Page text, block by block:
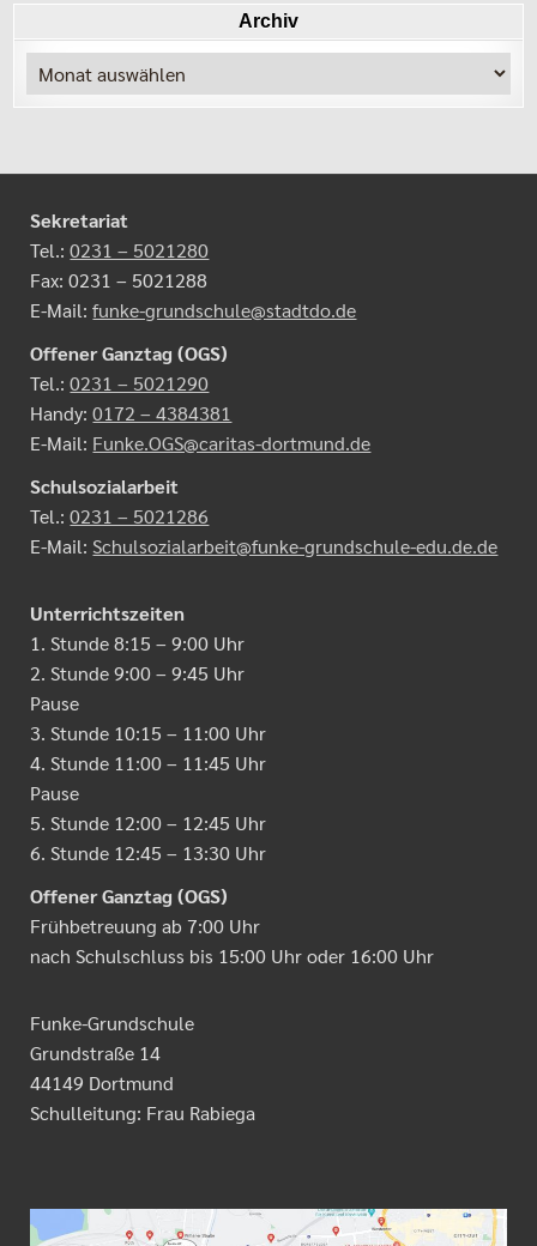
Archiv
Archiv
Sekretariat
Tel.:0231 – 5021280
Fax: 0231 – 5021288
E-Mail:funke-grundschule@stadtdo.de
Offener Ganztag (OGS)
Tel.:0231 – 5021290
Handy:0172 – 4384381
E-Mail: Funke.OGS@caritas-dortmund.de
Schulsozialarbeit
Tel.:0231 – 5021286
E-Mail: Schulsozialarbeit@funke-grundschule-edu.de.de
Unterrichtszeiten
1. Stunde 8:15 – 9:00 Uhr
2. Stunde 9:00 – 9:45 Uhr
Pause
3. Stunde 10:15 – 11:00 Uhr
4. Stunde 11:00 – 11:45 Uhr
Pause
5. Stunde 12:00 – 12:45 Uhr
6. Stunde 12:45 – 13:30 Uhr
Offener Ganztag (OGS)
Frühbetreuung ab 7:00 Uhr
nach Schulschluss bis 15:00 Uhr oder 16:00 Uhr
Funke-Grundschule
Grundstraße 14
44149 Dortmund
Schulleitung: Frau Rabiega